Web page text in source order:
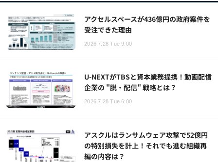
アクセルスペースが436億円の政府案件を
受注できた理由
2026.7.28 Tue 9:00
U-NEXTがTBSと資本業務提携！動画配信
企業の "脱・配信" 戦略とは？
2026.7.28 Tue 6:00
アスクルはランサムウェア攻撃で52億円
の特別損失を計上！それでも進む組織再
編の内容は？